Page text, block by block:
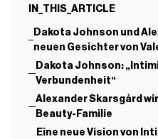
IN_THIS_ARTICLE
Dakota Johnson und
neuen Gesichter von
Dakota Johnson:
Verbundenheit“
Alexander Skarsgård
Beauty-Familie
Eine neue Vision von